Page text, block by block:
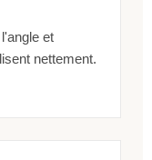
et
nettement.